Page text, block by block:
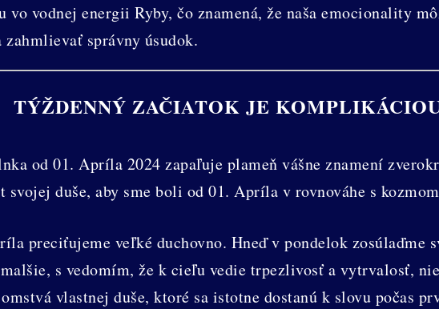
vo vodnej energii Ryby, čo znamená, že naša emocionality
zahmlievať správny úsudok.
TÝŽDENNÝ ZAČIATOK JE
od 01. Apríla 2024 zapaľuje plameň vášne znamení
svojej duše, aby sme boli od 01. Apríla v rovnováhe s
preciťujeme veľké duchovno. Hneď v pondelok zosúlaďme
s vedomím, že k cieľu vedie trpezlivosť a vytrvalosť,
vlastnej duše, ktoré sa istotne dostanú k slovu počas